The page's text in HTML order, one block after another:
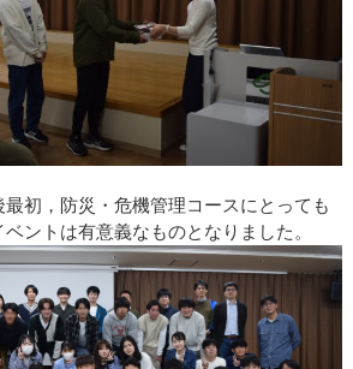
初，防災・危機管理コースにとっても
ントは有意義なものとなりました。